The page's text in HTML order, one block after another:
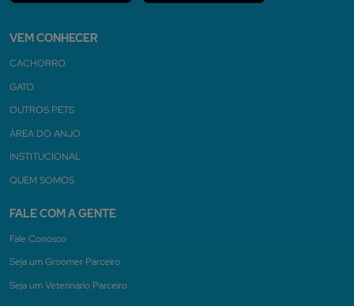
VEM CONHECER
CACHORRO
GATO
OUTROS PETS
ÁREA DO ANJO
INSTITUCIONAL
QUEM SOMOS
FALE COM A GENTE
Fale Conosco
Seja um Groomer Parceiro
Seja um Veterinário Parceiro